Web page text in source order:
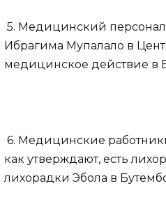
5. Медицинский
Ибрагима Мупалало в
медицинское действие в
6. Медицинские
как утверждают, есть
лихорадки Эбола в